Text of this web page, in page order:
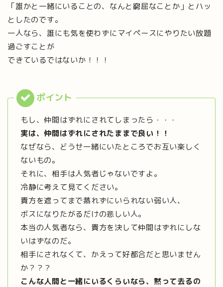
「誰かと一緒にいることの、なんと窮屈なことか」とハッ
としたのです。
一人なら、誰にも気を使わずにマイペースにやりたい放題
過ごすことが
できているではないか！！！
もし、仲間はずれにされてしまったら・・・
実は、仲間はずれにされたままで良い！！
なぜなら、どうせ一緒にいたところでお互い楽しく
ないもの。
それに、相手は人気者じゃないですよ。
冷静に考えて見てください。
貴方を遮ってまで蒸れずにいられない弱い人、
ボスになりたがるだけの悲しい人。
本当の人気者なら、貴方を決して仲間はずれにしな
いはずなのだ。
相手にされなくて、かえって好都合だと思いません
か？？？
こんな人間と一緒にいるくらいなら、黙って去るの